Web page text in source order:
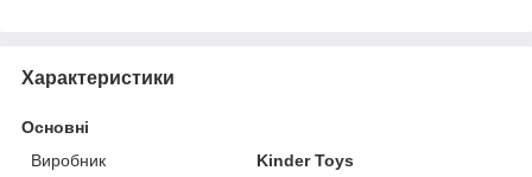
Характеристики
Основні
Виробник
Kinder Toys